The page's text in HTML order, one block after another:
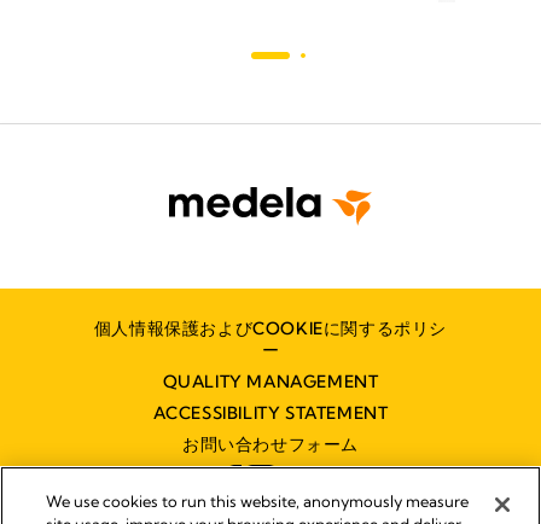
個人情報保護およびCOOKIEに関するポリシ
ー
QUALITY MANAGEMENT
ACCESSIBILITY STATEMENT
お問い合わせフォーム
We use cookies to run this website, anonymously measure